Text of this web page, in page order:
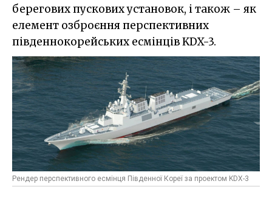
берегових пускових установок, і також – як
елемент озброєння перспективних
південнокорейських есмінців KDX-3.
Рендер перспективного есмінця Південної Кореї за проектом KDX-3